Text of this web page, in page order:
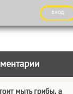
вход
мыть грибы, а